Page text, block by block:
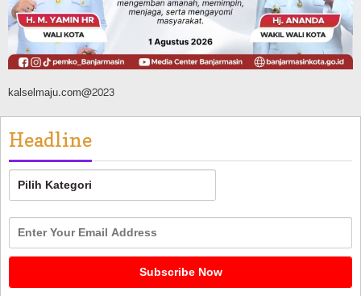
Agustus 6, 2026
kalselmaju.com@2023
Headline
Headline